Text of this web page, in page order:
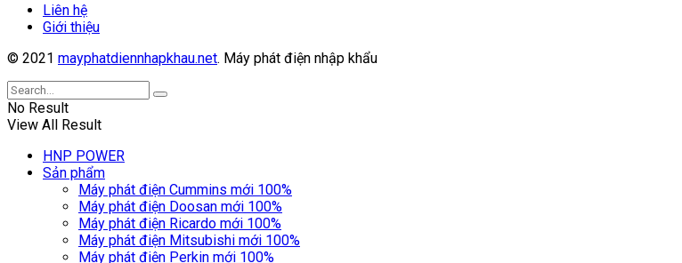
Liên hệ
Giới thiệu
© 2021 mayphatdiennhapkhau.net. Máy phát điện nhập khẩu
No Result
View All Result
HNP POWER
Sản phẩm
Máy phát điện Cummins mới 100%
Máy phát điện Doosan mới 100%
Máy phát điện Ricardo mới 100%
Máy phát điện Mitsubishi mới 100%
Máy phát điện Perkin mới 100%